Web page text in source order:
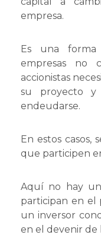
empresa.
Es una forma
empresas no
accionistas
su proyecto
endeudarse.
En estos casos,
que participen
Aquí no hay
participan en el
un inversor
en el devenir de